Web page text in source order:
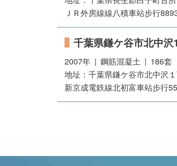
ＪＲ外房線線八積車站步行
千葉県鎌ケ谷市北中沢
2007年 | 鋼筋混凝土 | 186套
地址：千葉県鎌ケ谷市北中沢
新京成電鉄線北初富車站步行